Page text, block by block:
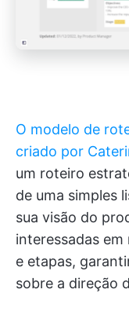
O modelo de
criado por
um roteiro
de uma simples
sua visão do
interessadas
e etapas,
sobre a direção